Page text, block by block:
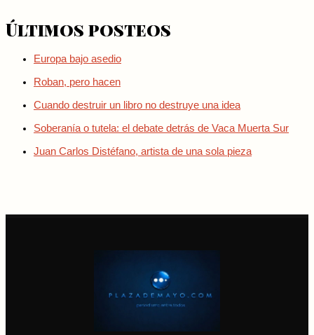
Últimos posteos
Europa bajo asedio
Roban, pero hacen
Cuando destruir un libro no destruye una idea
Soberanía o tutela: el debate detrás de Vaca Muerta Sur
Juan Carlos Distéfano, artista de una sola pieza